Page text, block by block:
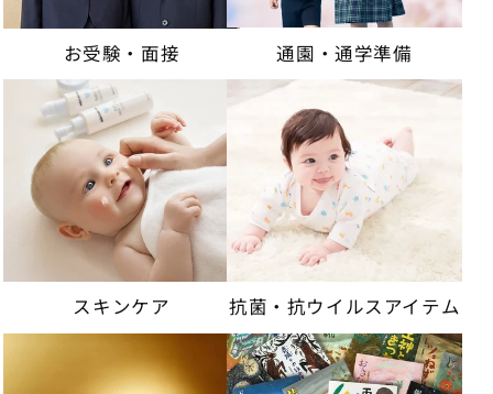
お受験・面接 通園・通学準備
スキンケア 抗菌・抗ウイルスアイテム